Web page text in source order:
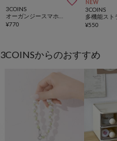
3COINS
¥770
NEW
3COINS
¥550
3COINSからのおすすめ